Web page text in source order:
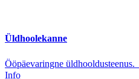
Üldhoolekanne
Ööpäevaringne üldhooldusteenus.
Info